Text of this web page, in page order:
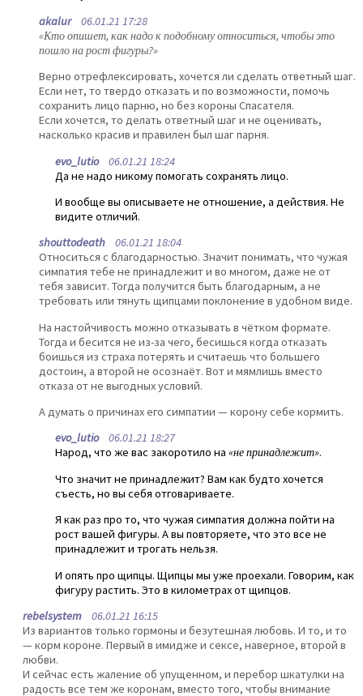
akalur06.01.21 17:28
«Кто опишет, как надо к подобному относиться, чтобы это
пошло на рост фигуры?»
Верно отрефлексировать, хочется ли сделать ответный шаг.
Если нет, то твердо отказать и по возможности, помочь
сохранить лицо парню, но без короны Спасателя.
Если хочется, то делать ответный шаг и не оценивать,
насколько красив и правилен был шаг парня.
evo_lutio06.01.21 18:24
Да не надо никому помогать сохранять лицо.
И вообще вы описываете не отношение, а действия. Не
видите отличий.
shouttodeath 06.01.21 18:04
Относиться с благодарностью. Значит понимать, что чужая
симпатия тебе не принадлежит и во многом, даже не от
тебя зависит. Тогда получится быть благодарным, а не
требовать или тянуть щипцами поклонение в удобном виде.
На настойчивость можно отказывать в чётком формате.
Тогда и бесится не из-за чего, бесишься когда отказать
боишься из страха потерять и считаешь что большего
достоин, а второй не осознаёт. Вот и мямлишь вместо
отказа от не выгодных условий.
А думать о причинах его симпатии — корону себе кормить.
evo_lutio06.01.21 18:27
Народ, что же вас закоротило на «не принадлежит».
Что значит не принадлежит? Вам как будто хочется
съесть, но вы себя отговариваете.
Я как раз про то, что чужая симпатия должна пойти на
рост вашей фигуры. А вы повторяете, что это все не
принадлежит и трогать нельзя.
И опять про щипцы. Щипцы мы уже проехали. Говорим, как
фигуру растить. Это в километрах от щипцов.
rebelsystem 06.01.21 16:15
Из вариантов только гормоны и безутешная любовь. И то, и то
— корм короне. Первый в имидже и сексе, наверное, второй в
любви.
И сейчас есть жаление об упущенном, и перебор шкатулки на
радость все тем же коронам, вместо того, чтобы внимание